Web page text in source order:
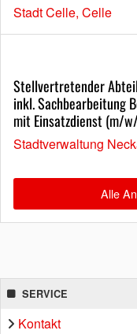
Stadt Celle, Celle
Stellvertretender
inkl. Sachbearbeitung
mit Einsatzdienst (m/
Stadtverwaltung
Alle
SERVICE
Kontakt